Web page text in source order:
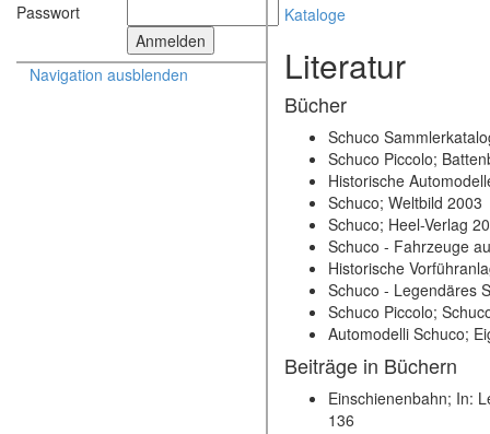
Passwort
Navigation ausblenden
Kataloge
Literatur
Bücher
Schuco
Schuco Piccolo;
Historische
Schuco; Weltbild 2003
Schuco; Heel-Verlag
Schuco - Fahrzeuge
Historische
Schuco - Legendäres
Schuco Piccolo;
Automodelli Schuco;
Beiträge in Büchern
Einschienenbahn; In:
136